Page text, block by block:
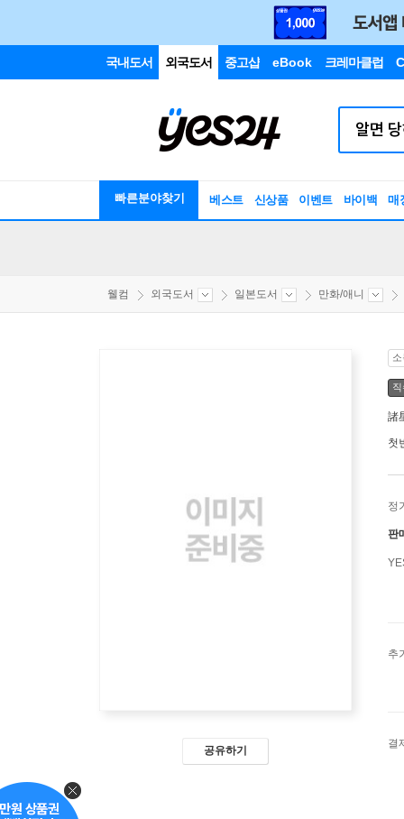
국내도서 외국도서 중고샵 eBook 크레마클럽
빠른분야찾기 베스트 신상품 이벤트 바이백 매
웰컴 외국도서 일본도서 만화/애니
공유하기
諸
첫
정
판
추
결